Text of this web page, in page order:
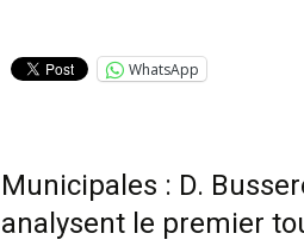
WhatsApp
Municipales : D.
analysent le premier